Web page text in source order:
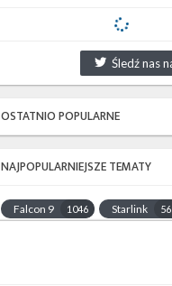
Śledź nas
OSTATNIO POPULARNE
NAJPOPULARNIEJSZE TEMATY
Falcon 9 1046 Starlink